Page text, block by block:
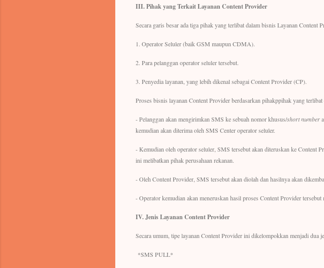
III.Pihak yang Terkait Layanan Content Provider
Secara garis besar ada tiga pihak yang terlibat dalam bisnis Layanan Content
1. Operator Seluler (baik GSM maupun CDMA).
2. Para pelanggan operator seluler tersebut.
3. Penyedia layanan, yang lebih dikenal sebagai Content Provider (CP).
Proses bisnis layanan Content Provider berdasarkan pihakppihak yang
- Pelanggan akan mengirimkan SMS ke sebuah nomor khusus/short number
kemudian akan diterima oleh SMS Center operator seluler.
- Kemudian oleh operator seluler, SMS tersebut akan diteruskan ke Content
ini melibatkan pihak perusahaan rekanan.
- Oleh Content Provider, SMS tersebut akan diolah dan hasilnya akan
- Operator kemudian akan meneruskan hasil proses Content Provider
IV.Jenis Layanan Content Provider
Secara umum, tipe layanan Content Provider ini dikelompokkan menjadi dua
*SMS PULL*